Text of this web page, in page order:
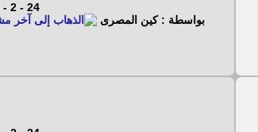
24 - 2 - 2023
بواسطة : كين المصرى